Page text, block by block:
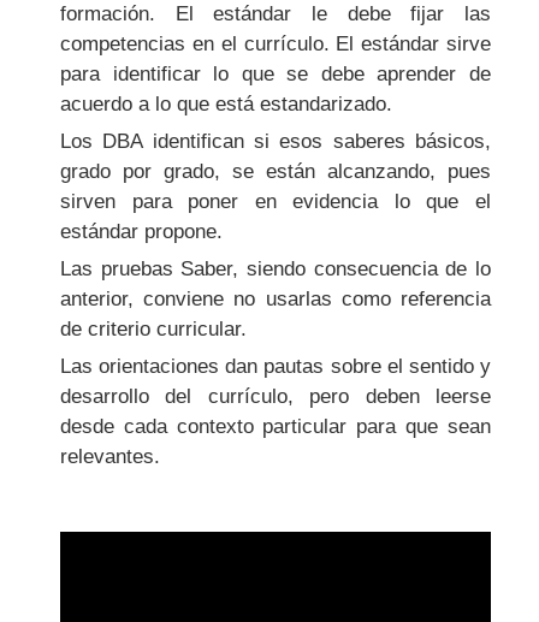
formación. El estándar le debe fijar las
competencias en el currículo. El estándar sirve
para identificar lo que se debe aprender de
acuerdo a lo que está estandarizado.
Los DBA identifican si esos saberes básicos,
grado por grado, se están alcanzando, pues
sirven para poner en evidencia lo que el
estándar propone.
Las pruebas Saber, siendo consecuencia de lo
anterior, conviene no usarlas como referencia
de criterio curricular.
Las orientaciones dan pautas sobre el sentido y
desarrollo del currículo, pero deben leerse
desde cada contexto particular para que sean
relevantes.